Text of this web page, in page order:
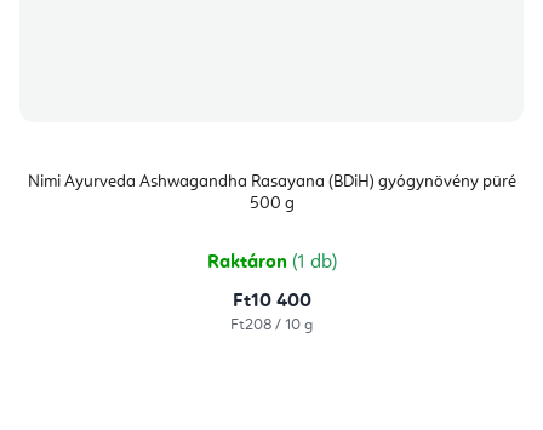
Nimi Ayurveda Ashwagandha Rasayana (BDiH) gyógynövény püré
500 g
Raktáron (1 db)
Ft10 400
Egységár:
Ft208 / 10 g